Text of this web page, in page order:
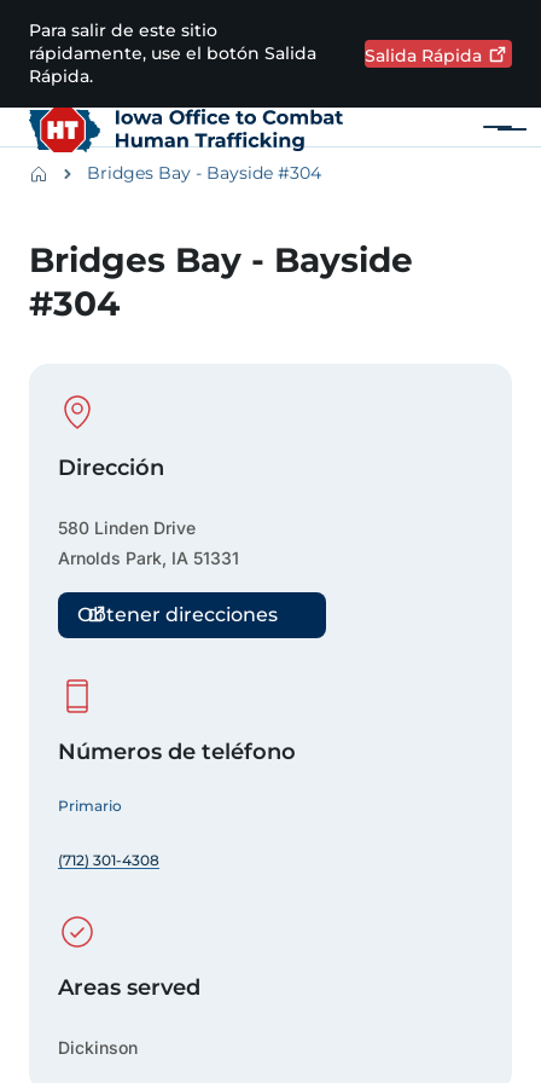
Pasar al contenido principal
Para salir de este sitio
rápidamente, use el botón Salida
Rápida.
Salida Rápida
Menú
Main navigation
BreadcrumbsBridges Bay - Bayside #304
Bridges Bay - Bayside
#304
Physical Location
Dirección
580 Linden Drive
Arnolds Park, IA 51331
Obtener direcciones
Números de teléfono
Primario
(712) 301-4308
Areas served
Dickinson